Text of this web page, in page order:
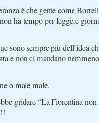
è che gente come
ha tempo per leggere
sono sempre più dell’idea
e non ci mandano
o male male.
gridare “La Fiorentina